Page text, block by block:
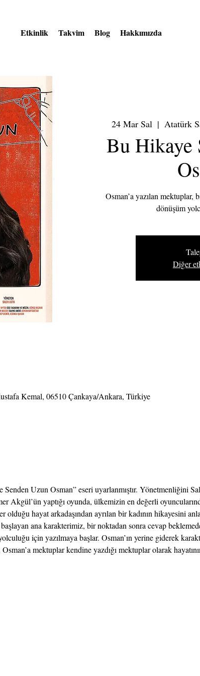
Etkinlik Takvim Blog Hakkımızda
24 Mar Sal
  |
Atatürk
Bu Hikaye
Osman’a yazılan mektuplar,
dönüşüm
Diğer
Kemal, 06510 Çankaya/Ankara, Türkiye
Uzun Osman” eseri uyarlanmıştır. Yönetmenliğini
Akgül’ün yaptığı oyunda, ülkemizin en değerli
hayat arkadaşından ayrılan bir kadının hikayesini
ana karakterimiz, bir noktadan sonra cevap
için yazılmaya başlar. Osman’ın yerine giderek
mektuplar kendine yazdığı mektuplar olarak